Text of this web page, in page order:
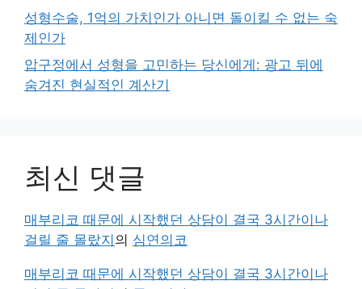
성형수술, 1억의 가치인가 아니면 돌이킬 수 없는 숙
제인가
압구정에서 성형을 고민하는 당신에게: 광고 뒤에
숨겨진 현실적인 계산기
최신 댓글
매부리코 때문에 시작했던 상담이 결국 3시간이나
걸릴 줄 몰랐지 의 심연의코
매부리코 때문에 시작했던 상담이 결국 3시간이나